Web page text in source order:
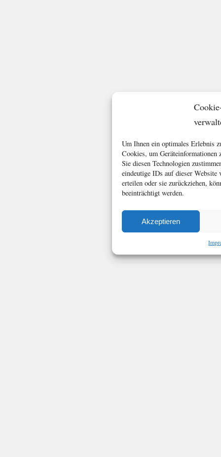
Um Ihnen ein optimales Erlebnis
Cookies, um Geräteinformationen
Sie diesen Technologien
eindeutige IDs auf dieser
erteilen oder sie zurückziehen,
beeinträchtigt werden.
Akzeptieren